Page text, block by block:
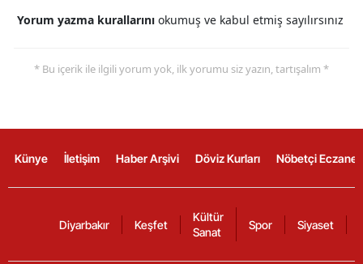
Yorum yazma kurallarını okumuş ve kabul etmiş sayılırsınız
* Bu içerik ile ilgili yorum yok, ilk yorumu siz yazın, tartışalım *
Künye İletişim Haber Arşivi Döviz Kurları Nöbetçi
Diyarbakır Keşfet
Kültür
Sanat
Spor Siyaset